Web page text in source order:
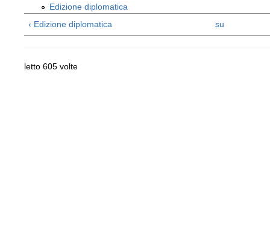
Edizione diplomatica
‹ Edizione diplomatica
su
letto 605 volte